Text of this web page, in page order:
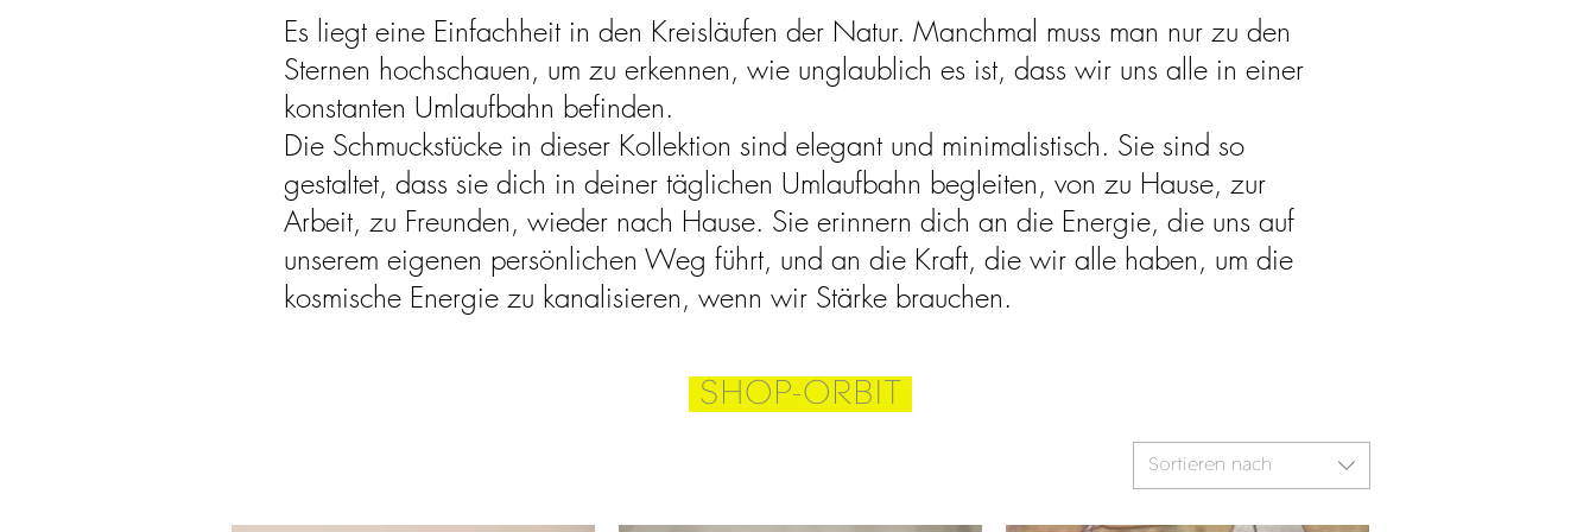
Es liegt eine Einfachheit in den Kreisläufen der Natur. Manchmal muss man nur zu den
Sternen hochschauen, um zu erkennen, wie unglaublich es ist, dass wir uns alle in einer
konstanten Umlaufbahn befinden.
Die Schmuckstücke in dieser Kollektion sind elegant und minimalistisch. Sie sind so
gestaltet, dass sie dich in deiner täglichen Umlaufbahn begleiten, von zu Hause, zur
Arbeit, zu Freunden, wieder nach Hause. Sie erinnern dich an die Energie, die uns auf
unserem eigenen persönlichen Weg führt, und an die Kraft, die wir alle haben, um die
kosmische Energie zu kanalisieren, wenn wir Stärke brauchen.
Sortieren nach
SHOP-ORBIT